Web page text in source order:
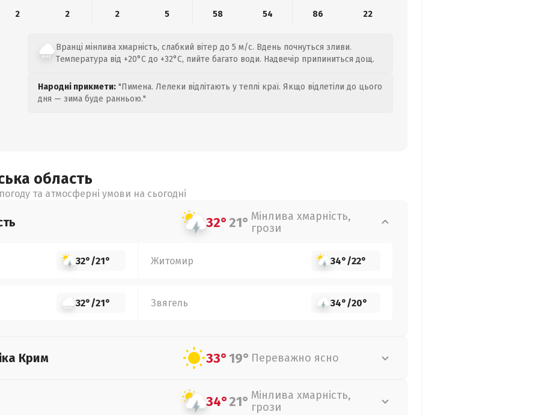
2
2 2 5 58 54 86 22
Вранці мінлива хмарність, слабкий вітер до 5 м/с. Вдень почнуться зливи.
Температура від +20°C до +32°C, пийте багато води. Надвечір припиниться дощ.
Народні прикмети: "Пимена. Лелеки відлітають у теплі краї. Якщо відлетіли до цього
дня — зима буде ранньою."
область
та атмосферні умови на сьогодні
32°21° Мінлива хмарність,
грози
32°/21° Житомир 34°/22°
32°/21° Звягель 34°/20°
Крим 33°19° Переважно ясно
34°21° Мінлива хмарність,
грози